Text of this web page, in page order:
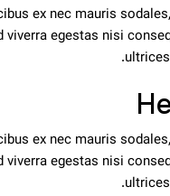
ex nec mauris
viverra egestas nisi
ex nec mauris
viverra egestas nisi